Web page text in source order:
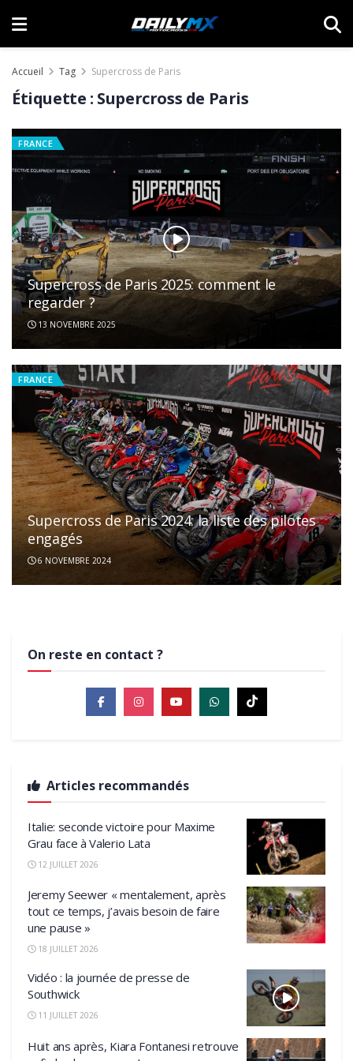
Accueil Tag Supercross de Paris
Étiquette : Supercross de Paris
FRANCE
Supercross de Paris 2025: comment le
regarder ?
13 NOVEMBRE 2025
FRANCE
Supercross de Paris 2024: la liste des pilotes
engagés
6 NOVEMBRE 2024
Le Supercross de Paris 2021 reporté
On reste en contact ?
Articles recommandés
Italie: seconde victoire pour Maxime
Grau face à Valerio Lata
12 JUILLET 2026
Jeremy Seewer « mentalement, après
tout ce temps, j’avais besoin de faire
une pause »
18 JUILLET 2026
Vidéo : la journée de presse de
Southwick
11 JUILLET 2026
Huit ans après, Kiara Fontanesi retrouve